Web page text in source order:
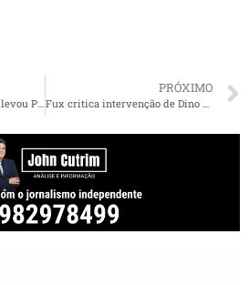
PRÓXIMO